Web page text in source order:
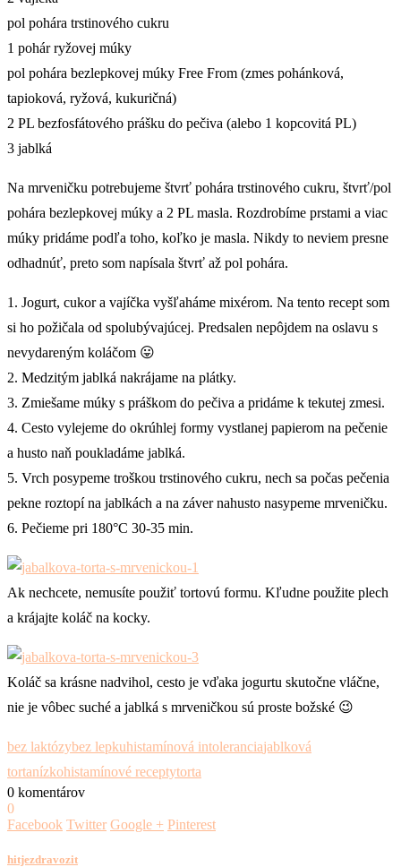
pol pohára trstinového cukru
1 pohár ryžovej múky
pol pohára bezlepkovej múky Free From (zmes pohánková,
tapioková, ryžová, kukuričná)
2 PL bezfosfátového prášku do pečiva (alebo 1 kopcovitá PL)
3 jablká
Na mrveničku potrebujeme štvrť pohára trstinového cukru, štvrť/pol
pohára bezlepkovej múky a 2 PL masla. Rozdrobíme prstami a viac
múky pridáme podľa toho, koľko je masla. Nikdy to neviem presne
odhadnúť, preto som napísala štvrť až pol pohára.
1. Jogurt, cukor a vajíčka vyšľaháme mixérom. Na tento recept som
si ho požičala od spolubývajúcej. Predsalen nepôjdem na oslavu s
nevydareným koláčom 😛
2. Medzitým jablká nakrájame na plátky.
3. Zmiešame múky s práškom do pečiva a pridáme k tekutej zmesi.
4. Cesto vylejeme do okrúhlej formy vystlanej papierom na pečenie
a husto naň poukladáme jablká.
5. Vrch posypeme troškou trstinového cukru, nech sa počas pečenia
pekne roztopí na jablkách a na záver nahusto nasypeme mrveničku.
6. Pečieme pri 180°C 30-35 min.
Ak nechcete, nemusíte použiť tortovú formu. Kľudne použite plech
a krájajte koláč na kocky.
Koláč sa krásne nadvihol, cesto je vďaka jogurtu skutočne vláčne,
nie je vôbec suché a jablká s mrveničkou sú proste božské 😉
bez laktózybez lepkuhistamínová intoleranciajablková
tortanízkohistamínové receptytorta
0 komentárov
0
Facebook Twitter Google + Pinterest
hitjezdravozit